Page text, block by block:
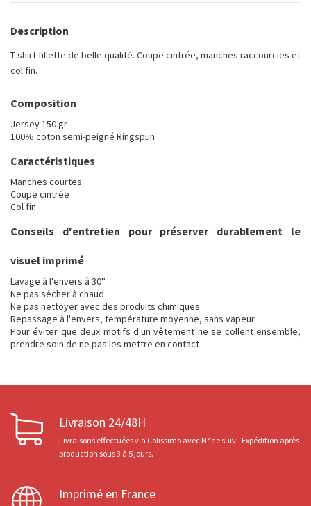
Description
T-shirt fillette de belle qualité. Coupe cintrée, manches raccourcies et
col fin.
Composition
Jersey 150 gr
100% coton semi-peigné Ringspun
Caractéristiques
Manches courtes
Coupe cintrée
Col fin
Conseils d'entretien pour préserver durablement le
visuel imprimé
Lavage à l'envers à 30°
Ne pas sécher à chaud
Ne pas nettoyer avec des produits chimiques
Repassage à l'envers, température moyenne, sans vapeur
Pour éviter que deux motifs d'un vêtement ne se collent ensemble,
prendre soin de ne pas les mettre en contact
Livraison 24/48H
Livraisons effectuées via Colissimo avec N° de suivi. Expédition après
production sous 3 à 5 jours.
Imprimé en France